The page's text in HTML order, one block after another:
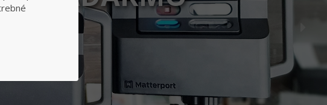
pozitívnych recenzií